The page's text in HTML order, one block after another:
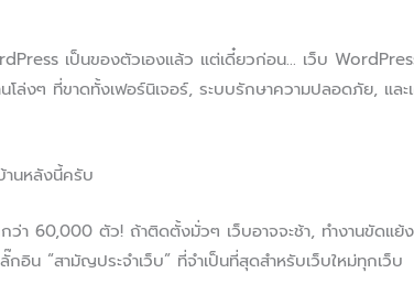
เป็นของตัวเองแล้ว แต่เดี๋ยวก่อน… เว็บ
โล่งๆ ที่ขาดทั้งเฟอร์นิเจอร์, ระบบรักษาความปลอดภัย, แล
านหลังนี้ครับ
า 60,000 ตัว! ถ้าติดตั้งมั่วๆ เว็บอาจจะช้า, ทำงานขัดแ
น “สามัญประจำเว็บ” ที่จำเป็นที่สุดสำหรับเว็บใหม่ทุกเว็บ